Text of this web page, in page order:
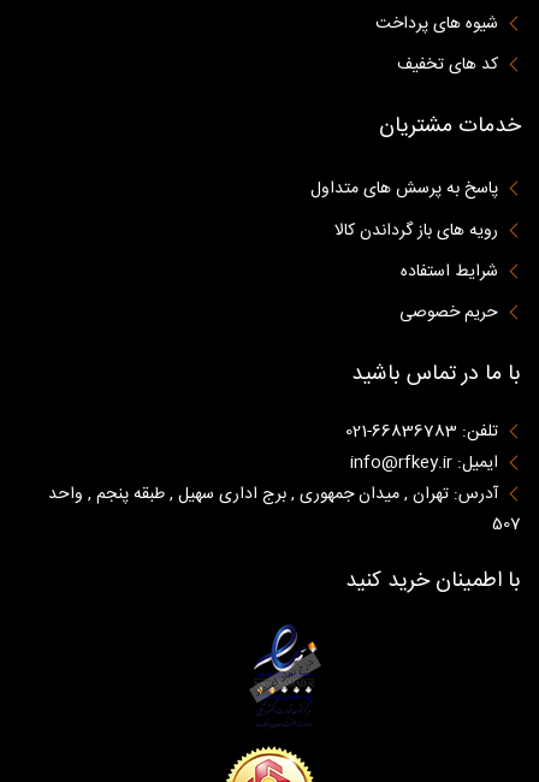
شیوه های پرداخت
کد های تخفیف
خدمات مشتریان
پاسخ به پرسش های متداول
رویه های باز گرداندن کالا
شرایط استفاده
حریم خصوصی
با ما در تماس باشید
تلفن: 66836783-021
ایمیل: info@rfkey.ir
آدرس: تهران , میدان جمهوری , برج اداری سهیل , طبقه پنجم , واحد
507
با اطمینان خرید کنید